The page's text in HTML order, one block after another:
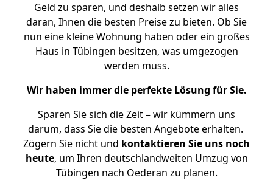
Geld zu sparen, und deshalb setzen wir alles
daran, Ihnen die besten Preise zu bieten. Ob Sie
nun eine kleine Wohnung haben oder ein großes
Haus in Tübingen besitzen, was umgezogen
werden muss.
Wir haben immer die perfekte Lösung für Sie.
Sparen Sie sich die Zeit – wir kümmern uns
darum, dass Sie die besten Angebote erhalten.
Zögern Sie nicht und kontaktieren Sie uns noch
heute, um Ihren deutschlandweiten Umzug von
Tübingen nach Oederan zu planen.